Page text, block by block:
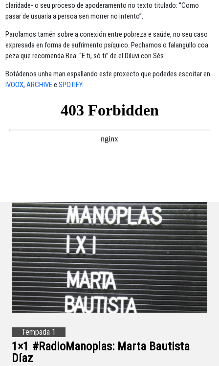
claridade- o seu proceso de apoderamento no texto titulado: “Como
pasar de usuaria a persoa sen morrer no intento”.
Parolamos tamén sobre a conexión entre pobreza e saúde, no seu caso
expresada en forma de sufrimento psíquico. Pechamos o falangullo coa
peza que recomenda Bea: “E ti, só ti” de el Diluvi con Sés.
Botádenos unha man espallando este proxecto que podedes escoitar en
IVOOX,ARCHIVEeSPOTIFY.
Tempada 1
1×1 #RadioManoplas: Marta Bautista
Díaz